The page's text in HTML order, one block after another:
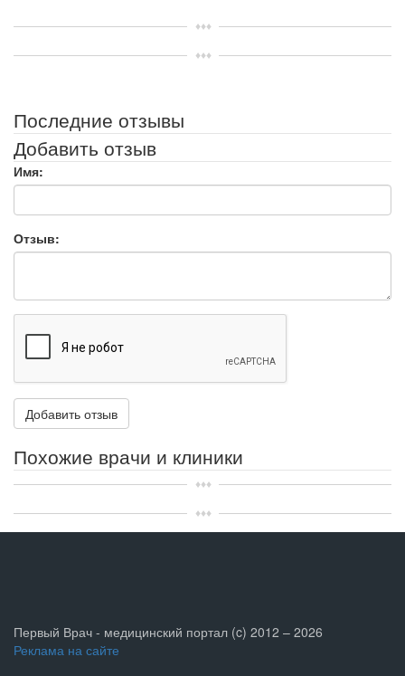
Последние отзывы
Добавить отзыв
Имя:
Отзыв:
Похожие врачи и клиники
Первый Врач - медицинский портал (c) 2012 – 2026
Реклама на сайте